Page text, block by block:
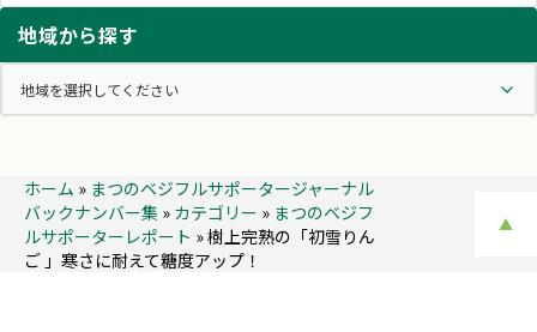
地域から探す
ホーム » まつのベジフルサポータージャーナル
バックナンバー集 » カテゴリー » まつのベジフ
ルサポーターレポート »樹上完熟の「初雪りん
ご 」寒さに耐えて糖度アップ！
▲